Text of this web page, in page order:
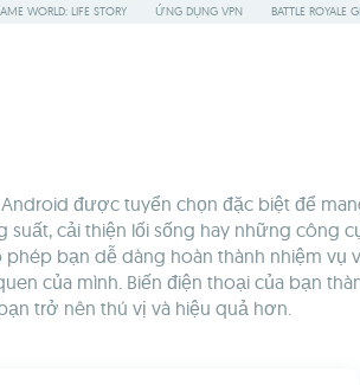
WORLD: LIFE STORY ỨNG DỤNG VPN BATTLE ROYALE
được tuyển chọn đặc biệt để
cải thiện lối sống hay những công
bạn dễ dàng hoàn thành nhiệm
của mình. Biến điện thoại của bạn
trở nên thú vị và hiệu quả hơn.